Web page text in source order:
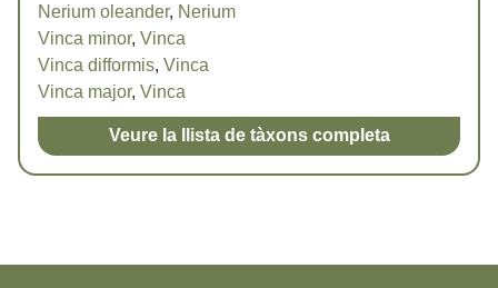
Nerium oleander, Nerium
Vinca minor, Vinca
Vinca difformis, Vinca
Vinca major, Vinca
Veure la llista de tàxons completa